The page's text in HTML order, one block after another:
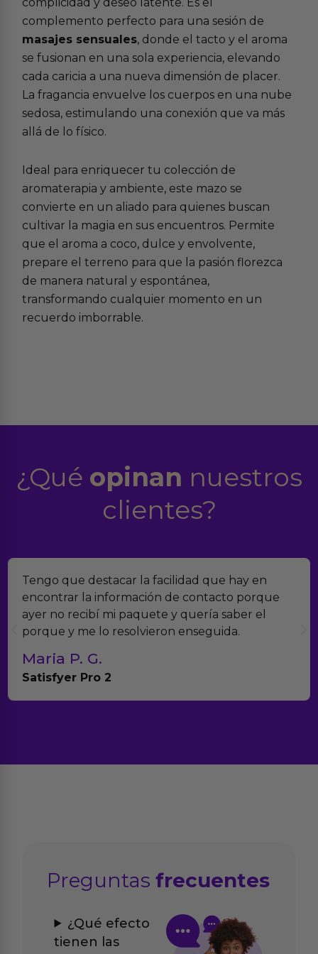
complemento perfecto para una sesión de
masajes sensuales, donde el tacto y el aroma
se fusionan en una sola experiencia, elevando
cada caricia a una nueva dimensión de placer.
La fragancia envuelve los cuerpos en una nube
sedosa, estimulando una conexión que va más
allá de lo físico.
Ideal para enriquecer tu colección de
aromaterapia y ambiente, este mazo se
convierte en un aliado para quienes buscan
cultivar la magia en sus encuentros. Permite
que el aroma a coco, dulce y envolvente,
prepare el terreno para que la pasión florezca
de manera natural y espontánea,
transformando cualquier momento en un
recuerdo imborrable.
¿Qué opinan nuestros
clientes?
que destacar la facilidad que hay en
la información de contacto porque
no recibí mi paquete y quería saber el
y me lo resolvieron enseguida.
P. G.
Pro 2
Preguntasfrecuentes
¿Qué efecto
tienen las